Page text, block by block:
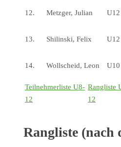
12. Metzger, Julian U12
13. Shilinski, Felix U12
14. Wollscheid, Leon U10
Teilnehmerliste U8-
12
Rangliste
12
Rangliste (nach